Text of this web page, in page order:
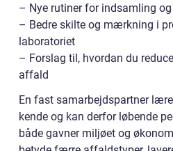
– Nye rutiner for indsamling
– Bedre skilte og mærkning i
laboratoriet
– Forslag til, hvordan du
affald
En fast samarbejdspartner
kende og kan derfor løbende
både gavner miljøet og